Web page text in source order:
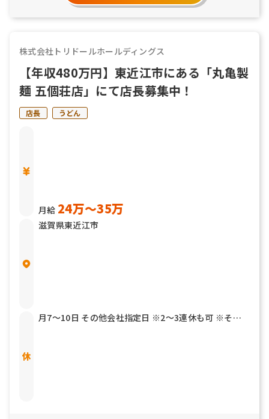
株式会社トリドールホールディングス
【年収480万円】東近江市にある「丸亀製
麺 五個荘店」にて店長募集中！
店長 うどん
月給 24万〜35万
滋賀県東近江市
月7～10日 その他会社指定日 ※2～3連休も可 ※その